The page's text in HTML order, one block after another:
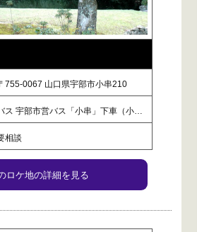
755-0067 山口県宇部市小串210
ス 宇部市営バス「小串」下車（小…
相談
ロケ地の詳細を見る